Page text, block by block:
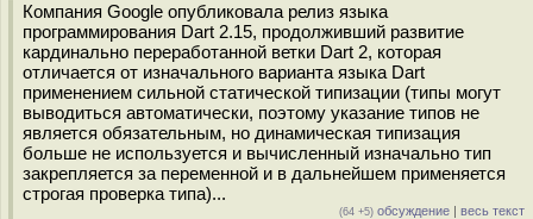
Компания Google опубликовала релиз языка
программирования Dart 2.15, продолживший развитие
кардинально переработанной ветки Dart 2, которая
отличается от изначального варианта языка Dart
применением сильной статической типизации (типы могут
выводиться автоматически, поэтому указание типов не
является обязательным, но динамическая типизация
больше не используется и вычисленный изначально тип
закрепляется за переменной и в дальнейшем применяется
строгая проверка типа)...
(64 +5) обсуждение | весь текст